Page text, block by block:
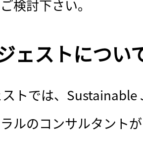
検討下さい。
ェストについ
トでは、
ルのコンサルタント